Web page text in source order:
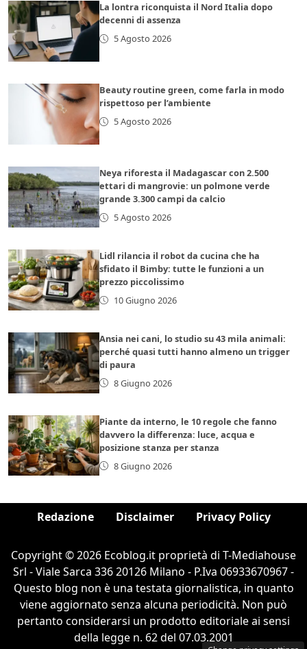
La lontra riconquista il Nord Italia dopo
decenni di assenza
5 Agosto 2026
Beauty routine green, come farla in modo
rispettoso per l’ambiente
5 Agosto 2026
Neya riforesta il Madagascar con 2.500
ettari di mangrovie: un polmone verde
grande 3.300 campi da calcio
5 Agosto 2026
Lidl rilancia il robot da cucina che ha
sfidato il Bimby: tutte le funzioni a un
prezzo piccolissimo
10 Giugno 2026
Ansia nei cani, lo studio su 43 mila animali:
perché quasi tutti hanno almeno un trigger
di paura
8 Giugno 2026
Piante da interno, le 10 regole che fanno
davvero la differenza: luce, acqua e
posizione stanza per stanza
8 Giugno 2026
Redazione Disclaimer Privacy Policy
Copyright © 2026 Ecoblog.it proprietà di T-Mediahouse
Srl - Viale Sarca 336 20126 Milano - P.Iva 06933670967 -
Questo blog non è una testata giornalistica, in quanto
viene aggiornato senza alcuna periodicità. Non può
pertanto considerarsi un prodotto editoriale ai sensi
della legge n. 62 del 07.03.2001